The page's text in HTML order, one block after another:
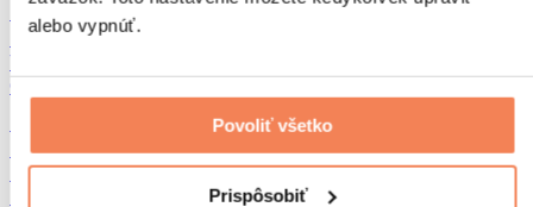
alebo vypnúť.
Povoliť všetko
Prispôsobiť
Superpotraviny
Zelené superpotraviny
Vláknina
Ostatné superpotraviny
Proteínové tyčinky
Sušené mäso